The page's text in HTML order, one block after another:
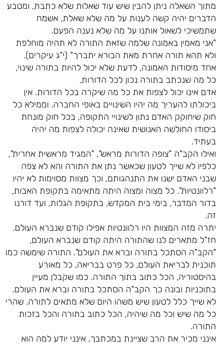
מתוך השאלה ניתן להבין שיש עוד שאלות שלא כתבת, ומטבע
הדברים יהיה קשה לענות על מה שלא שאלת, אשמח
שתמשיכי לשאול אותנו על מה שלא נענה הפעם.
"אני מאמין באמונה שלמה שזאת התורה לא תהיה מוחלפת
ולא תהא תורה אחרת מאת הבורא יתברך" (י"ג עיקרים).
אחד מיסודות האמונה, לדעת שלא יכול להיות בתורה שינוי,
כל מה שנכתב בתורה נכון לכל הדורות.
אדם אינו יכול לצפות את כל מה שיקרה בכל הדורות. אין
ביכולתו להעריך מה יהיו השינויים באופי החברה. וממילא כל
חוק שיחוקק האדם נתון לשינויי התקופה, בכל חוק מונחת
ביסודו החולשה האנושית שאינה יכולה לצפות מה יהיה
בעתיד.
ואילו הקב"ה "צופה הדורות מראש", "המגיד מראשית אחרית",
כלפיו לא שייך לטעון שכאשר נתן את התורה והא לא צפה
שבני האדם ישנו את התנהגותם, וכך מצוות מסוימות לא יהיו
"רלוונטיות". כל מצוה ומצוה היתה מתאימה בתקופת האבות,
בדור המדבר, בימי בית המקדש, בתקופת הגלות, ועד דורנו
זה.
יתרה מזה המצוות היו רלוונטיות אפילו קודם שנברא העולם.
חז"ל מתארים לנו שהתורה היתה קודם שנברא העולם,
"הקב"ה הסתכל בתורה וברא את העולם". התורה שימשה כמו
תוכנית לבריאת העולם, כל פרט בבריאה, כל מאורע
בהיסטוריה, הכל כתוב בתוך התורה. כמו שקבלן מעיין
בתוכניות ובונה כך הקב"ה הסתכל בתורה וברא את העולם.
לא שייך כלל לטעון שיש משהו היום שלא מתאים לתורה. שהרי
כל מה שיש וכל מה שיהיה, הכל כתוב בתורה והכל בזכות
התורה.
אינני מכיר את הרב שציינת במכתבך, אינני יודע למה הוא